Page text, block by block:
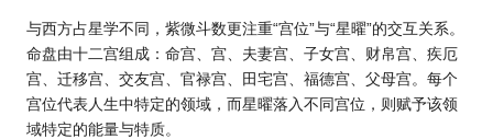
与西方占星学不同，紫微斗数更注重“宫位”与“星曜”的交互关系。
命盘由十二宫组成：命宫、宫、夫妻宫、子女宫、财帛宫、疾厄
宫、迁移宫、交友宫、官禄宫、田宅宫、福德宫、父母宫。每个
宫位代表人生中特定的领域，而星曜落入不同宫位，则赋予该领
域特定的能量与特质。